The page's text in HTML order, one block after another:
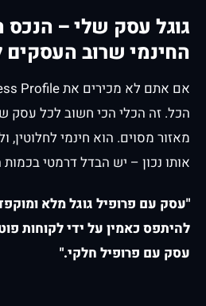
גוגל עסק שלי – הנכס
החינמי שרוב
הכל. זה הכלי הכי חשוב לכל עסק
מאזור מסוים. הוא חינמי
אותו נכון – יש הבדל דרמטי בכמות
להיתפס כאמין על ידי לקוחות
עסק עם פרופיל חלקי."